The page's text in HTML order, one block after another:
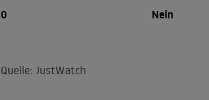
0 Nein
Quelle: JustWatch